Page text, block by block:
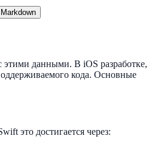
этими данными. В iOS разработке,
кода. Основные
это достигается через: